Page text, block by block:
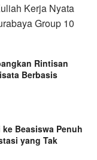
Kerja Nyata
Group 10
Rintisan
Berbasis
Beasiswa Penuh
yang Tak